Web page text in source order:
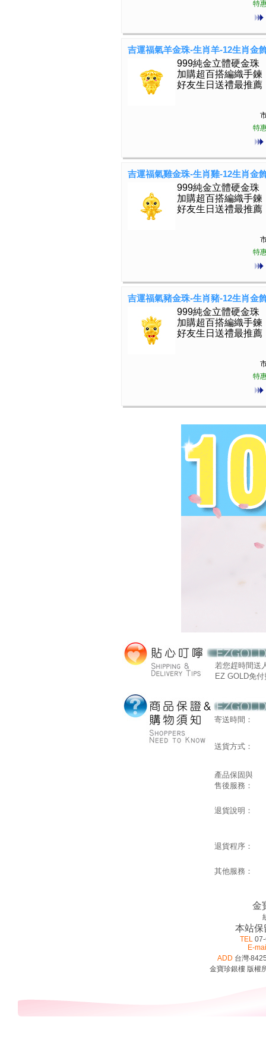
特
吉運福氣羊金珠-生肖羊-12生肖金
999純金立體硬金珠
加購超百搭編織手鍊
好友生日送禮最推薦
特
吉運福氣雞金珠-生肖雞-12生肖金
999純金立體硬金珠
加購超百搭編織手鍊
好友生日送禮最推薦
特
吉運福氣豬金珠-生肖豬-12生肖金
999純金立體硬金珠
加購超百搭編織手鍊
好友生日送禮最推薦
特
若您趕時間送
EZ GOLD免
寄送時間：
送貨方式：
產品保固與
售後服務：
退貨說明：
退貨程序：
其他服務：
金
本站保
TEL
E-
ADD 台灣
金寶珍銀樓 版權